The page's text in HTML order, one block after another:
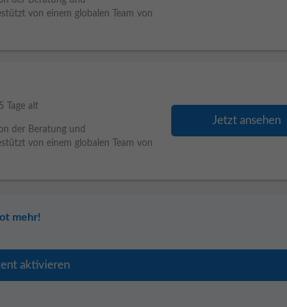
von einem globalen Team von
5 Tage alt
der Beratung und
von einem globalen Team von
Jetzt ansehen
mehr!